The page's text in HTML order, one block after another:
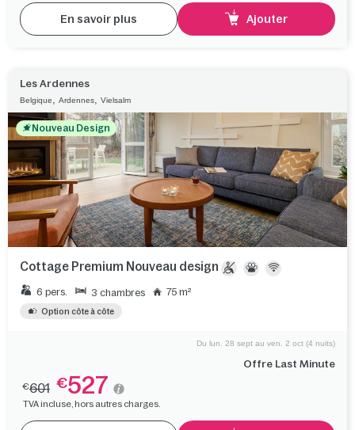
En savoir plus Ajouter
Les Ardennes
Belgique, Ardennes, Vielsalm
Nouveau Design
Cottage Premium Nouveau design
6 pers. 3 chambres 75 m²
Option côte à côte
Offre Last Minute
Du lun. 28 sept au ven. 2 oct (4 nuits)
€601 €527
TVA incluse, hors autres charges.